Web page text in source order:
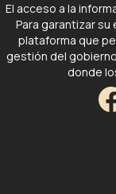
El acceso a la
Para garantizar
plataforma que
gestión del
donde